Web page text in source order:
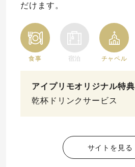
だけます。
食事 宿泊 チャペル
アイプリモオリジナル特典
乾杯ドリンクサービス
サイトを見る